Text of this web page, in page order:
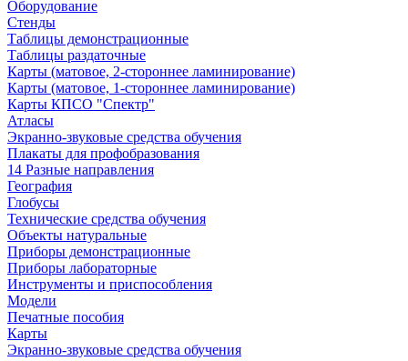
Оборудование
Стенды
Таблицы демонстрационные
Таблицы раздаточные
Карты (матовое, 2-стороннее ламинирование)
Карты (матовое, 1-стороннее ламинирование)
Карты КПСО "Спектр"
Атласы
Экранно-звуковые средства обучения
Плакаты для профобразования
14 Разные направления
География
Глобусы
Технические средства обучения
Объекты натуральные
Приборы демонстрационные
Приборы лабораторные
Инструменты и приспособления
Модели
Печатные пособия
Карты
Экранно-звуковые средства обучения